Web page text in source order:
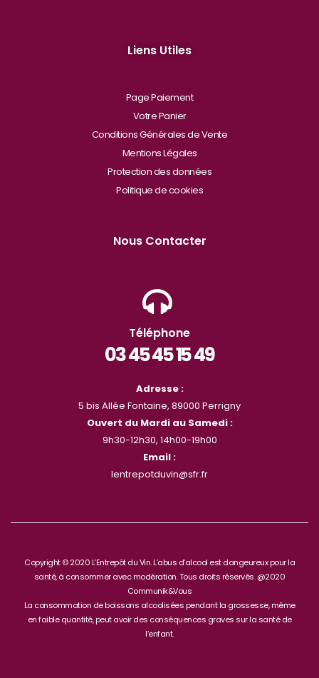
Liens Utiles
Page Paiement
Votre Panier
Conditions Générales de Vente
Mentions Légales
Protection des données
Politique de cookies
Nous Contacter
Téléphone
03 45 45 15 49
Adresse :
5 bis Allée Fontaine, 89000 Perrigny
Ouvert du Mardi au Samedi :
9h30-12h30, 14h00-19h00
Email :
lentrepotduvin@sfr.fr
Copyright © 2020 L’Entrepôt du Vin. L’abus d’alcool est dangeureux pour la
santé, à consommer avec modération. Tous droits réservés. @2020
Communik&Vous
La consommation de boissons alcoolisées pendant la grossesse, même
en faible quantité, peut avoir des conséquences graves sur la santé de
l’enfant.